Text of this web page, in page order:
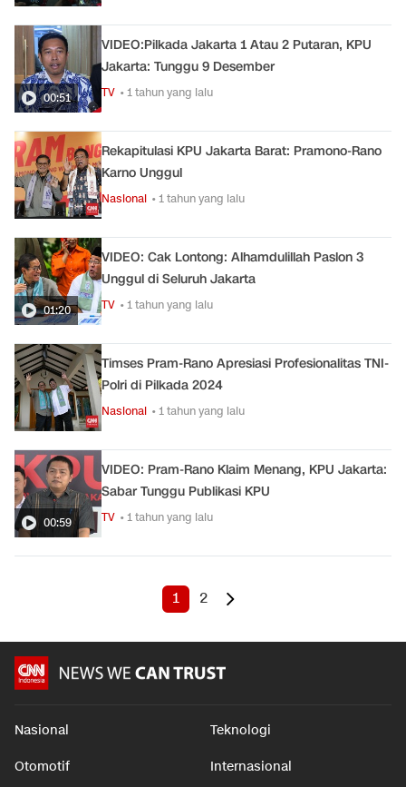
00:51
VIDEO:Pilkada Jakarta 1 Atau 2 Putaran, KPU
Jakarta: Tunggu 9 Desember
TV • 1 tahun yang lalu
Rekapitulasi KPU Jakarta Barat: Pramono-Rano
Karno Unggul
Nasional • 1 tahun yang lalu
01:20
VIDEO: Cak Lontong: Alhamdulillah Paslon 3
Unggul di Seluruh Jakarta
TV • 1 tahun yang lalu
Timses Pram-Rano Apresiasi Profesionalitas TNI-
Polri di Pilkada 2024
Nasional • 1 tahun yang lalu
00:59
VIDEO: Pram-Rano Klaim Menang, KPU Jakarta:
Sabar Tunggu Publikasi KPU
TV • 1 tahun yang lalu
1 2
Nasional Teknologi
Otomotif Internasional